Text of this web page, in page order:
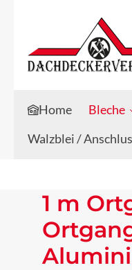
Zum Hauptinhalt springen
Zur Suche springen
Home Bleche
Walzblei /
1 m